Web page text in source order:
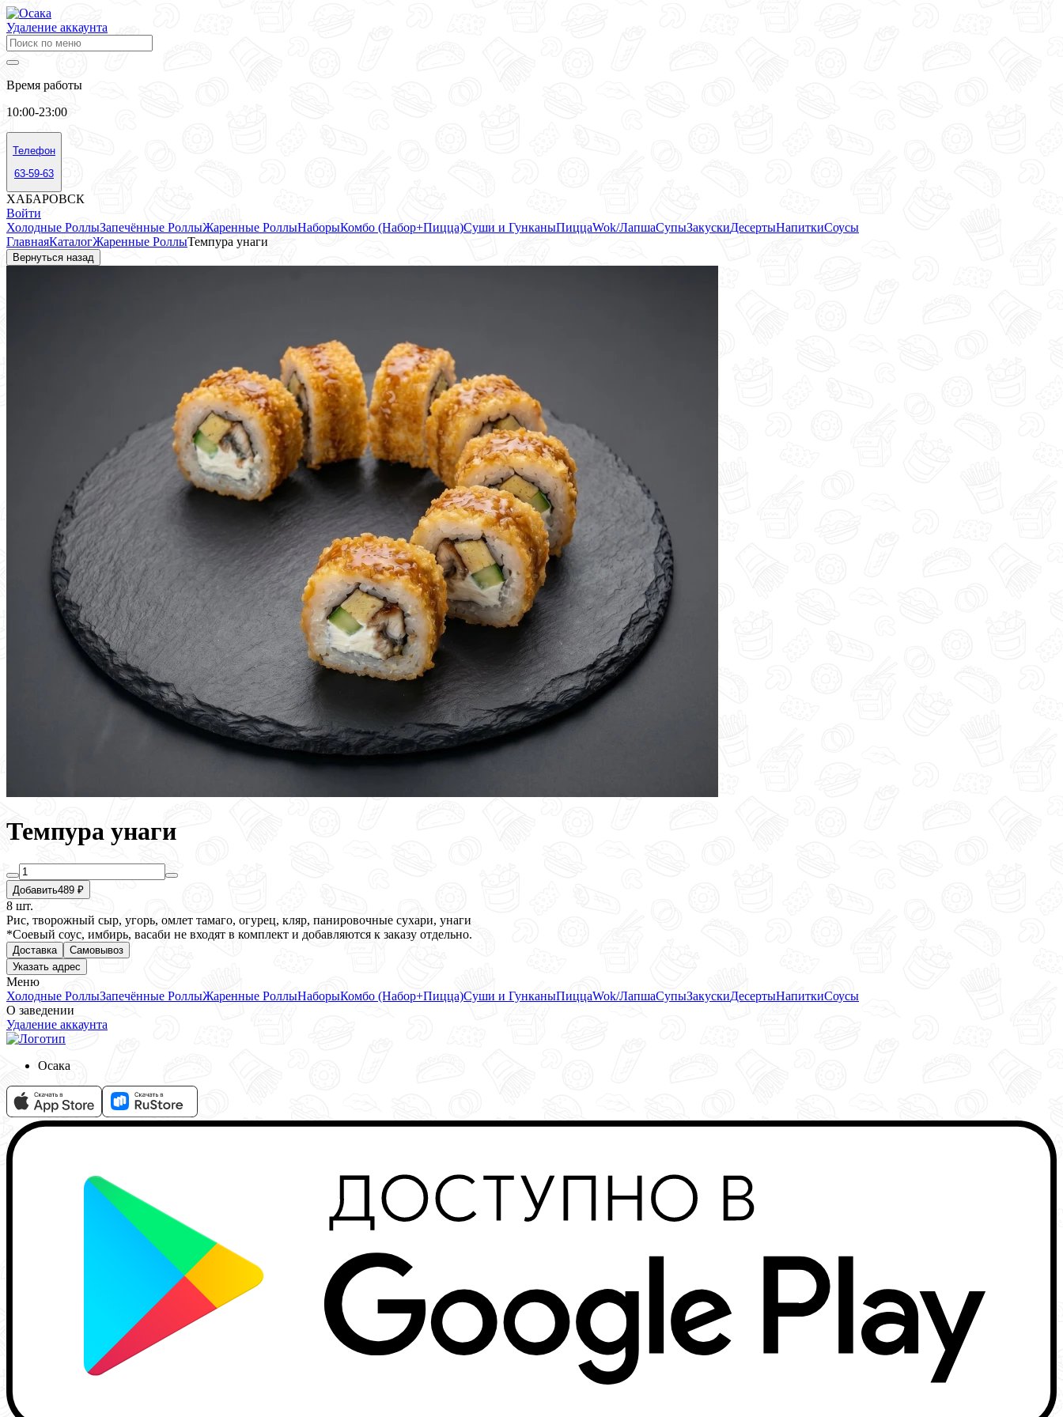
Удаление аккаунта
Время работы
10:00-23:00
Телефон
63-59-63
ХАБАРОВСК
Войти
Холодные РоллыЗапечённые РоллыЖаренные РоллыНаборыКомбо (Набор+Пицца)Суши и ГунканыПиццаWok/ЛапшаСупыЗакускиДесертыНапиткиСоусы
ГлавнаяКаталогЖаренные РоллыТемпура унаги
Вернуться назад
Темпура унаги
Добавить489 ₽
8 шт.
Рис, творожный сыр, угорь, омлет тамаго, огурец, кляр, панировочные сухари, унаги
*Соевый соус, имбирь, васаби не входят в комплект и добавляются к заказу отдельно.
Доставка
Самовывоз
Указать адрес
Меню
Холодные РоллыЗапечённые РоллыЖаренные РоллыНаборыКомбо (Набор+Пицца)Суши и ГунканыПиццаWok/ЛапшаСупыЗакускиДесертыНапиткиСоусы
О заведении
Удаление аккаунта
Осака